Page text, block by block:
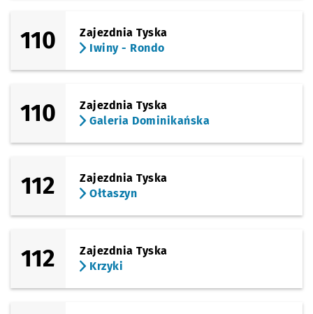
110
Zajezdnia Tyska
Iwiny - Rondo
110
Zajezdnia Tyska
Galeria Dominikańska
112
Zajezdnia Tyska
Ołtaszyn
112
Zajezdnia Tyska
Krzyki